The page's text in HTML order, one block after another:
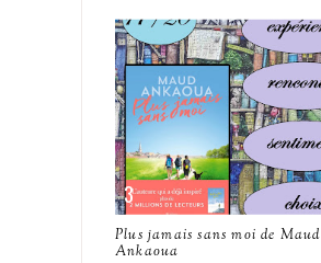
Plus jamais sans moi de Maud
Ankaoua